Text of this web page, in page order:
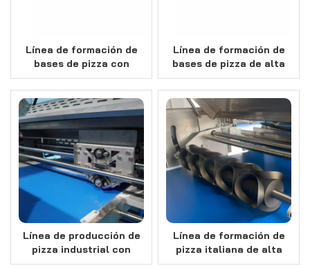
Línea de formación de
bases de pizza con
sistema de
fermentación en línea
Línea de formación de
bases de pizza de alta
capacidad
Línea de producción de
pizza industrial con
certificado CE y diseño
Línea de formación de
pizza italiana de alta
automatización con